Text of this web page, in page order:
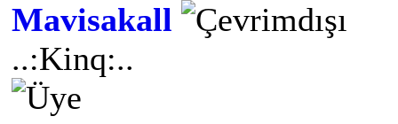
Mavisakall
..:Kinq:..